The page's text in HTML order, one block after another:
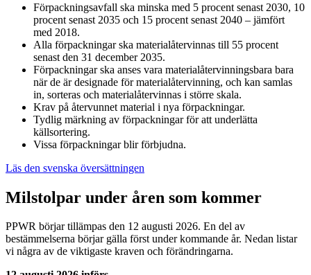
Förpackningsavfall ska minska med 5 procent senast 2030, 10
procent senast 2035 och 15 procent senast 2040 – jämfört
med 2018.
Alla förpackningar ska materialåtervinnas till 55 procent
senast den 31 december 2035.
Förpackningar ska anses vara materialåtervinningsbara bara
när de är designade för materialåtervinning, och kan samlas
in, sorteras och materialåtervinnas i större skala.
Krav på återvunnet material i nya förpackningar.
Tydlig märkning av förpackningar för att underlätta
källsortering.
Vissa förpackningar blir förbjudna.
Läs den svenska översättningen
Milstolpar under åren som kommer
PPWR börjar tillämpas den 12 augusti 2026. En del av
bestämmelserna börjar gälla först under kommande år. Nedan listar
vi några av de viktigaste kraven och förändringarna.